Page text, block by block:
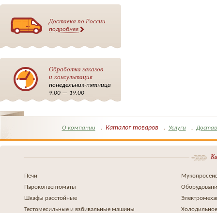
Доставка по России
подробнее
Обработка заказов
и консультация
понедельник-пятница
9.00 — 19.00
О компании Каталог товаров Услуги
Печи
Пароконвектоматы
Шкафы расстойные
Тестомесильные и взбивальные машины